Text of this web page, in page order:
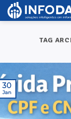
Skip
TAG
30
Jan